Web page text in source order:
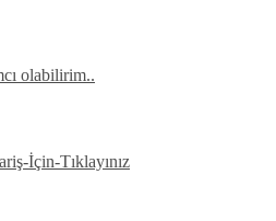
olabilirim..